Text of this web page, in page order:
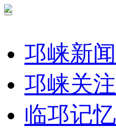
邛崃新闻
邛崃关注
临邛记忆